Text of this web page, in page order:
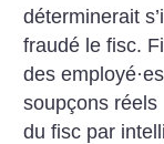
déterminerait
fraudé le fisc.
des employé·
soupçons réels
du fisc par